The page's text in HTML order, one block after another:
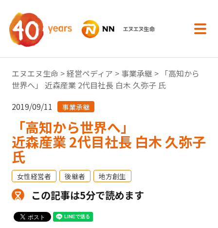
エヌエヌ生命 >経営ペディア > 事業承継 > 「高知から
世界へ」 近森産業 2代目社長 白木 久弥子 氏
2019/09/11
事業承継
「高知から世界へ」
近森産業 2代目社長 白木 久弥子
氏
女性経営者 後継者 地方創生
この記事は5分で読めます